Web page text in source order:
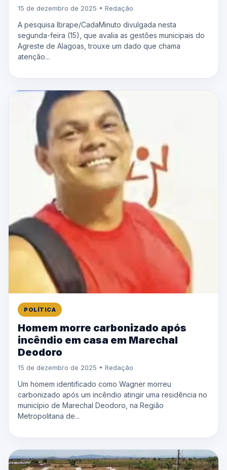
15 de dezembro de 2025 • Redação
A pesquisa Ibrape/CadaMinuto divulgada nesta
segunda-feira (15), que avalia as gestões municipais do
Agreste de Alagoas, trouxe um dado que chama
atenção...
POLÍTICA
Homem morre carbonizado após
incêndio em casa em Marechal
Deodoro
15 de dezembro de 2025 • Redação
Um homem identificado como Wagner morreu
carbonizado após um incêndio atingir uma residência no
município de Marechal Deodoro, na Região
Metropolitana de...